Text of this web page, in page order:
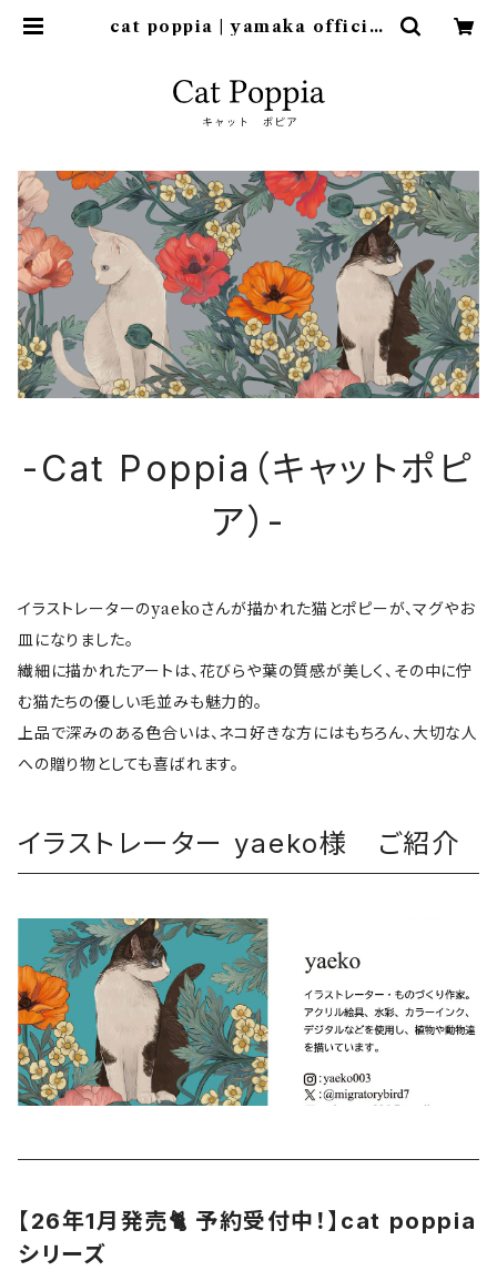
cat poppia | yamaka official
-Cat Poppia（キャットポピ
ア）-
イラストレーターのyaekoさんが描かれた猫とポピーが、マグやお
皿になりました。
繊細に描かれたアートは、花びらや葉の質感が美しく、その中に佇
む猫たちの優しい毛並みも魅力的。
上品で深みのある色合いは、ネコ好きな方にはもちろん、大切な人
への贈り物としても喜ばれます。
イラストレーター yaeko様 ご紹介
【26年1月発売🐈 予約受付中！】cat poppia
シリーズ